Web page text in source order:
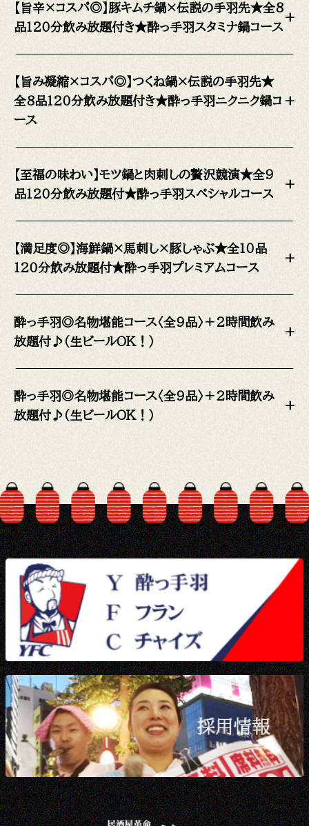
【旨辛×コスパ◎】豚キムチ鍋×伝説の手羽先★全8
品120分飲み放題付き★酔っ手羽スタミナ鍋コース
+
【旨み凝縮×コスパ◎】つくね鍋×伝説の手羽先★
全8品120分飲み放題付き★酔っ手羽ニクニク鍋コ
ース
+
【至福の味わい】モツ鍋と肉刺しの贅沢競演★全9
品120分飲み放題付★酔っ手羽スペシャルコース
+
【満足度◎】海鮮鍋×馬刺し×豚しゃぶ★全10品
120分飲み放題付★酔っ手羽プレミアムコース
+
酔っ手羽◎名物堪能コース〈全9品〉＋2時間飲み
放題付♪（生ビールOK！）
+
酔っ手羽◎名物堪能コース〈全9品〉＋2時間飲み
放題付♪（生ビールOK！）
+